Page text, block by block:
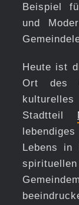
Beispiel
und
Heute ist
Ort des
Stadtteil
Lebens in